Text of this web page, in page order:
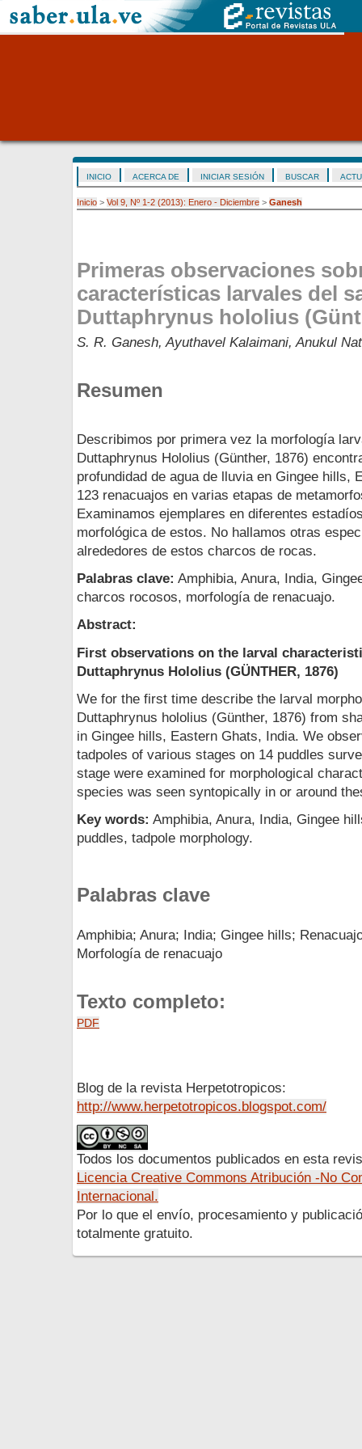
INICIO ACERCA DE INICIAR SESIÓN BUSCAR
Inicio > Vol 9, Nº 1-2 (2013): Enero - Diciembre > Ganesh
Primeras observaciones
características larvales del
Duttaphrynus hololius
S. R. Ganesh, Ayuthavel Kalaimani, Anukul
Resumen
Describimos por primera vez la morfología
Duttaphrynus Hololius (Günther, 1876)
profundidad de agua de lluvia en Gingee hills,
123 renacuajos en varias etapas de
Examinamos ejemplares en diferentes
morfológica de estos. No hallamos otras
alrededores de estos charcos de rocas.
Palabras clave: Amphibia, Anura, India,
charcos rocosos, morfología de renacuajo.
Abstract:
First observations on the larval
Duttaphrynus Hololius (GÜNTHER, 1876)
We for the first time describe the larval
Duttaphrynus hololius (Günther, 1876) from
in Gingee hills, Eastern Ghats, India. We
tadpoles of various stages on 14 puddles
stage were examined for morphological
species was seen syntopically in or around
Key words: Amphibia, Anura, India, Gingee
puddles, tadpole morphology.
Palabras clave
Amphibia; Anura; India; Gingee hills;
Morfología de renacuajo
Texto completo:
PDF
Blog de la revista Herpetotropicos:
http://www.herpetotropicos.blogspot.com/
Todos los documentos publicados en esta
Licencia Creative Commons Atribución -No
Internacional.
Por lo que el envío, procesamiento y
totalmente gratuito.